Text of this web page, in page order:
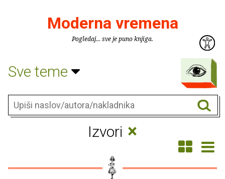
Moderna vremena
Pogledaj... sve je puno knjiga.
Sve teme
Izvori ×